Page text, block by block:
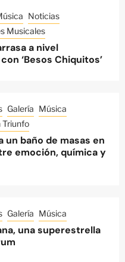
Noticias
Musicales
a nivel
‘Besos Chiquitos’
Galería Música
Triunfo
un baño de masas en
emoción, química y
Galería Música
una superestrella